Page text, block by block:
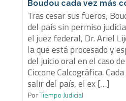
Boudou cada vez más
Tras cesar sus fueros,
del país sin permiso
el juez federal, Dr. Ariel
la que está procesado y
del juicio oral en el caso
Ciccone Calcográfica.
salir del país, el ex […]
PorTiempo Judicial